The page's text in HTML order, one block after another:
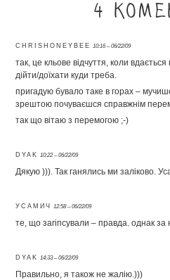
4
CHRISHONEYBEE 10:16 – 06/22/09
так, це кльове відчуття, коли
дійти/доїхати куди треба.
пригадую бувало таке в горах –
зрештою почуваєшся справжнім
так що вітаю з перемогою ;-)
DYAK 10:22 – 06/22/09
Дякую ))). Так ганялись ми заліково.
УСАМИЧ 12:58 – 06/22/09
те, що загіпсували – правда. однак за
DYAK 14:33 – 06/22/09
Правильно, я також не жалію.)))